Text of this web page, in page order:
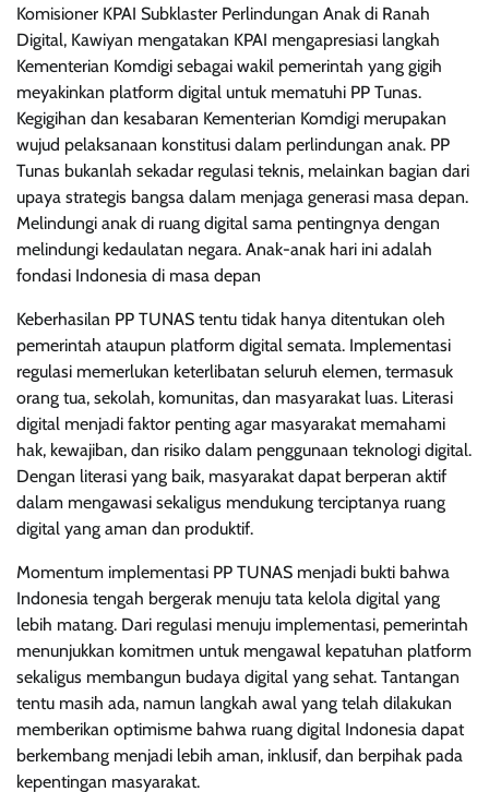
Komisioner KPAI Subklaster Perlindungan Anak di Ranah
Digital, Kawiyan mengatakan KPAI mengapresiasi langkah
Kementerian Komdigi sebagai wakil pemerintah yang gigih
meyakinkan platform digital untuk mematuhi PP Tunas.
Kegigihan dan kesabaran Kementerian Komdigi merupakan
wujud pelaksanaan konstitusi dalam perlindungan anak. PP
Tunas bukanlah sekadar regulasi teknis, melainkan bagian dari
upaya strategis bangsa dalam menjaga generasi masa depan.
Melindungi anak di ruang digital sama pentingnya dengan
melindungi kedaulatan negara. Anak-anak hari ini adalah
fondasi Indonesia di masa depan
Keberhasilan PP TUNAS tentu tidak hanya ditentukan oleh
pemerintah ataupun platform digital semata. Implementasi
regulasi memerlukan keterlibatan seluruh elemen, termasuk
orang tua, sekolah, komunitas, dan masyarakat luas. Literasi
digital menjadi faktor penting agar masyarakat memahami
hak, kewajiban, dan risiko dalam penggunaan teknologi digital.
Dengan literasi yang baik, masyarakat dapat berperan aktif
dalam mengawasi sekaligus mendukung terciptanya ruang
digital yang aman dan produktif.
Momentum implementasi PP TUNAS menjadi bukti bahwa
Indonesia tengah bergerak menuju tata kelola digital yang
lebih matang. Dari regulasi menuju implementasi, pemerintah
menunjukkan komitmen untuk mengawal kepatuhan platform
sekaligus membangun budaya digital yang sehat. Tantangan
tentu masih ada, namun langkah awal yang telah dilakukan
memberikan optimisme bahwa ruang digital Indonesia dapat
berkembang menjadi lebih aman, inklusif, dan berpihak pada
kepentingan masyarakat.